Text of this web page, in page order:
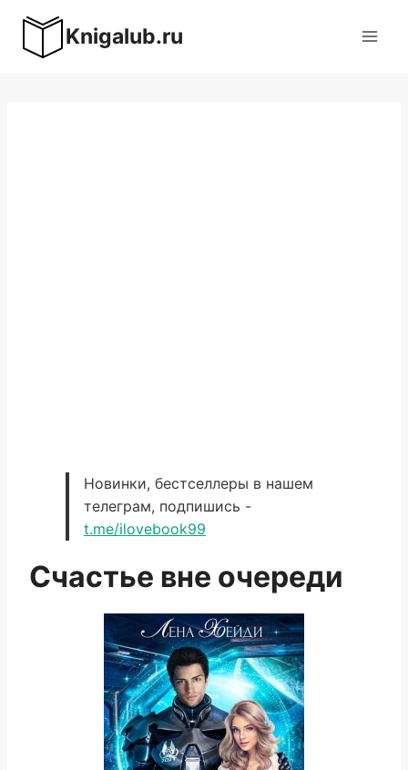
содержимому
Knigalub.ru
Новинки, бестселлеры в нашем
телеграм, подпишись -
t.me/ilovebook99
Счастье вне очереди